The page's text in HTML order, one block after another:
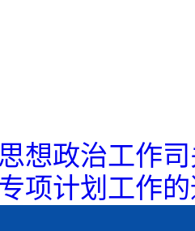
想政治工作
项计划工作的